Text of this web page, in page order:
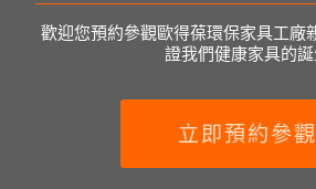
歡迎您預約參觀歐得葆環保家具工廠
證我們健康家具的
立即預約參觀